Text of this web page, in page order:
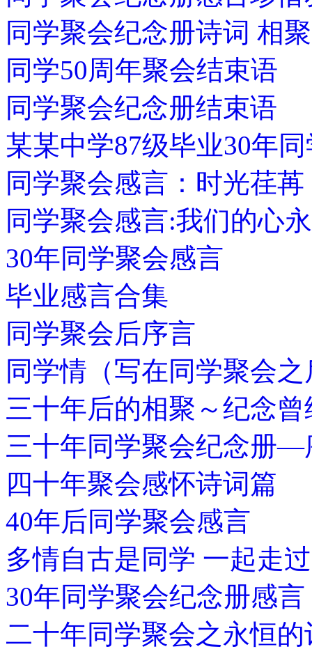
同学聚会纪念册诗词 相聚
同学50周年聚会结束语
同学聚会纪念册结束语
某某中学87级毕业30年
同学聚会感言：时光荏
同学聚会感言:我们的心
30年同学聚会感言
毕业感言合集
同学聚会后序言
同学情（写在同学聚会之
三十年后的相聚～纪念
三十年同学聚会纪念册—
四十年聚会感怀诗词篇
40年后同学聚会感言
多情自古是同学 一起走
30年同学聚会纪念册感言
二十年同学聚会之永恒的